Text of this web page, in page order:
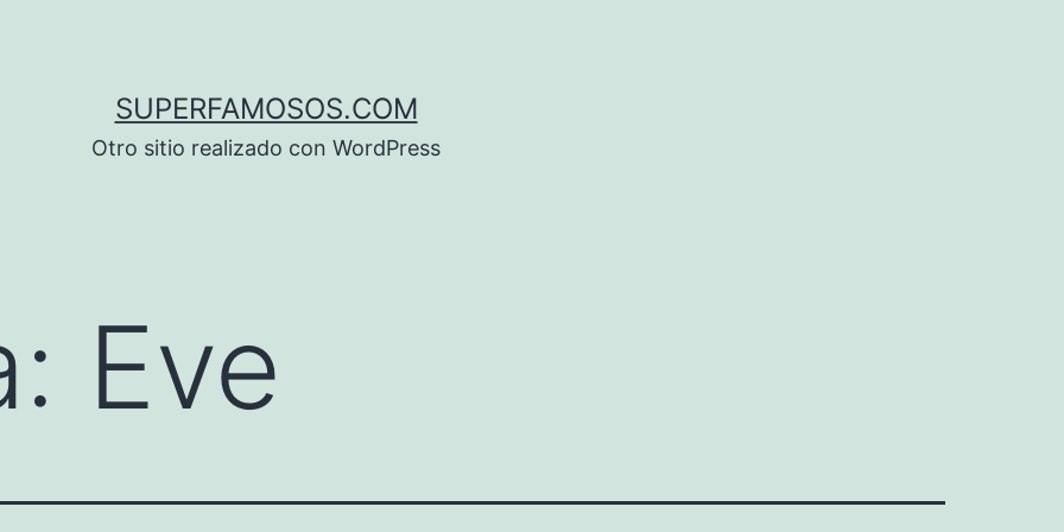
SUPERFAMOSOS.COM
Otro sitio realizado con WordPress
Eve